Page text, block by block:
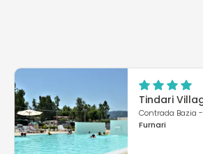
Tindari
Contrada Bazia
Furnari